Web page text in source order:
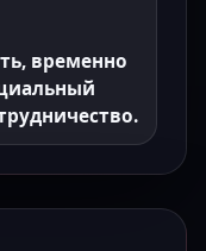
временно